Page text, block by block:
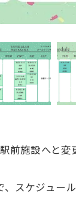
施設へと変
スケジュー